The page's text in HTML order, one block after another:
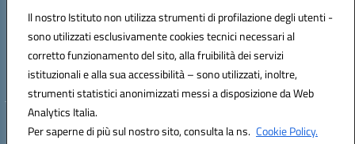
Il nostro Istituto non utilizza strumenti di profilazione degli utenti -
sono utilizzati esclusivamente cookies tecnici necessari al
corretto funzionamento del sito, alla fruibilità dei servizi
istituzionali e alla sua accessibilità – sono utilizzati, inoltre,
strumenti statistici anonimizzati messi a disposizione da Web
Analytics Italia.
Per saperne di più sul nostro sito, consulta la ns. Cookie Policy.
Codice fiscale: 93063510619
Codice meccanografico:CEIS014005
Codice Indice delle Pubbliche Amministrazioni (IPA): istsc_ceis014005
Codice unico di fatturazione (CUF): UOU8EW
Hosting & Powered by 3D Solution S.r.l.